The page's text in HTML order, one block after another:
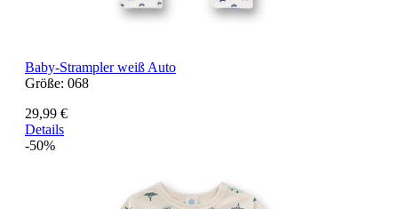
Baby-Strampler weiß Auto
Größe: 068
29,99 €
Details
-50%